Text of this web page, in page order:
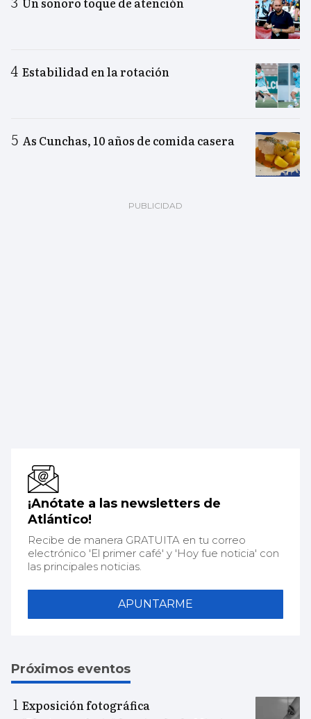
Estabilidad en la rotación
As Cunchas, 10 años de comida casera
¡Anótate a las newsletters de
Atlántico!
Recibe de manera GRATUITA en tu correo
electrónico 'El primer café' y 'Hoy fue noticia' con
las principales noticias.
APUNTARME
Próximos eventos
Exposición fotográfica